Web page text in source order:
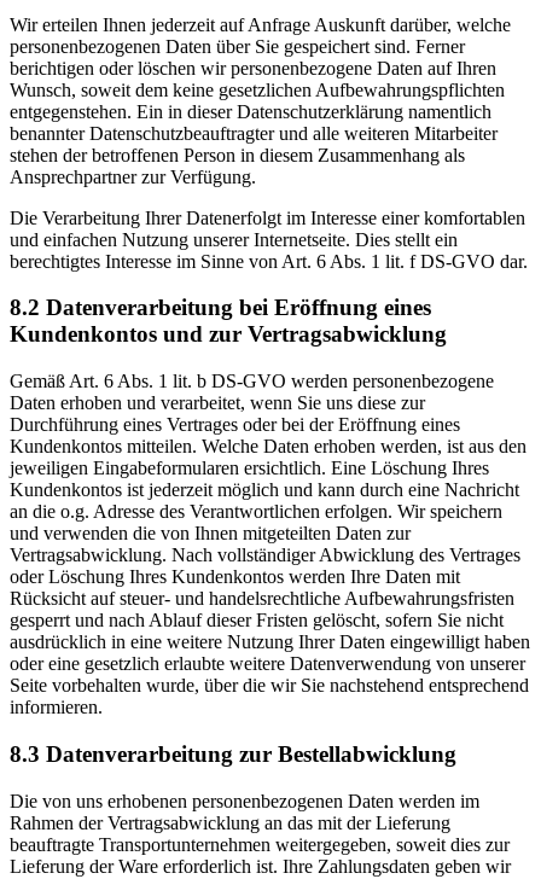
Wir erteilen Ihnen jederzeit auf Anfrage Auskunft darüber, welche
personenbezogenen Daten über Sie gespeichert sind. Ferner
berichtigen oder löschen wir personenbezogene Daten auf Ihren
Wunsch, soweit dem keine gesetzlichen Aufbewahrungspflichten
entgegenstehen. Ein in dieser Datenschutzerklärung namentlich
benannter Datenschutzbeauftragter und alle weiteren Mitarbeiter
stehen der betroffenen Person in diesem Zusammenhang als
Ansprechpartner zur Verfügung.
Die Verarbeitung Ihrer Datenerfolgt im Interesse einer komfortablen
und einfachen Nutzung unserer Internetseite. Dies stellt ein
berechtigtes Interesse im Sinne von Art. 6 Abs. 1 lit. f DS-GVO dar.
8.2 Datenverarbeitung bei Eröffnung eines
Kundenkontos und zur Vertragsabwicklung
Gemäß Art. 6 Abs. 1 lit. b DS-GVO werden personenbezogene
Daten erhoben und verarbeitet, wenn Sie uns diese zur
Durchführung eines Vertrages oder bei der Eröffnung eines
Kundenkontos mitteilen. Welche Daten erhoben werden, ist aus den
jeweiligen Eingabeformularen ersichtlich. Eine Löschung Ihres
Kundenkontos ist jederzeit möglich und kann durch eine Nachricht
an die o.g. Adresse des Verantwortlichen erfolgen. Wir speichern
und verwenden die von Ihnen mitgeteilten Daten zur
Vertragsabwicklung. Nach vollständiger Abwicklung des Vertrages
oder Löschung Ihres Kundenkontos werden Ihre Daten mit
Rücksicht auf steuer- und handelsrechtliche Aufbewahrungsfristen
gesperrt und nach Ablauf dieser Fristen gelöscht, sofern Sie nicht
ausdrücklich in eine weitere Nutzung Ihrer Daten eingewilligt haben
oder eine gesetzlich erlaubte weitere Datenverwendung von unserer
Seite vorbehalten wurde, über die wir Sie nachstehend entsprechend
informieren.
8.3 Datenverarbeitung zur Bestellabwicklung
Die von uns erhobenen personenbezogenen Daten werden im
Rahmen der Vertragsabwicklung an das mit der Lieferung
beauftragte Transportunternehmen weitergegeben, soweit dies zur
Lieferung der Ware erforderlich ist. Ihre Zahlungsdaten geben wir